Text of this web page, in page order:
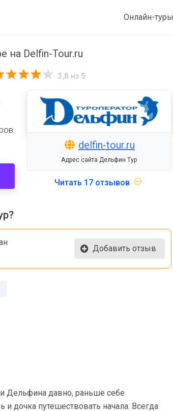
Онлайн-туры
на Delfin-Tour.ru
3,8 из 5
delfin-tour.ru
Адрес сайта Дельфин Тур
Читать 17 отзывов
Добавить отзыв
Дельфина давно, раньше себе
дочка путешествовать начала. Всегда